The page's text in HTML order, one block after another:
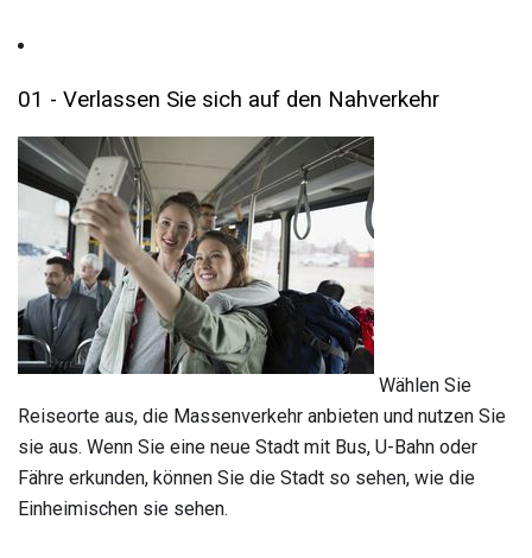
01 - Verlassen Sie sich auf den Nahverkehr
Wählen Sie
Reiseorte aus, die Massenverkehr anbieten und nutzen Sie
sie aus. Wenn Sie eine neue Stadt mit Bus, U-Bahn oder
Fähre erkunden, können Sie die Stadt so sehen, wie die
Einheimischen sie sehen.